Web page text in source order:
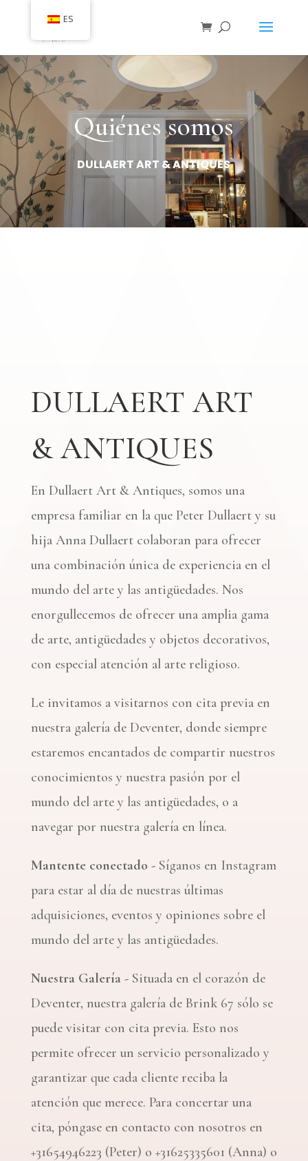
Quiénes somos
DULLAERT ART & ANTIQUES
DULLAERT ART
& ANTIQUES
En Dullaert Art & Antiques, somos una
empresa familiar en la que Peter Dullaert y su
hija Anna Dullaert colaboran para ofrecer
una combinación única de experiencia en el
mundo del arte y las antigüedades. Nos
enorgullecemos de ofrecer una amplia gama
de arte, antigüedades y objetos decorativos,
con especial atención al arte religioso.
Le invitamos a visitarnos con cita previa en
nuestra galería de Deventer, donde siempre
estaremos encantados de compartir nuestros
conocimientos y nuestra pasión por el
mundo del arte y las antigüedades, o a
navegar por nuestra galería en línea.
Mantente conectado - Síganos en Instagram
para estar al día de nuestras últimas
adquisiciones, eventos y opiniones sobre el
mundo del arte y las antigüedades.
Nuestra Galería - Situada en el corazón de
Deventer, nuestra galería de Brink 67 sólo se
puede visitar con cita previa. Esto nos
permite ofrecer un servicio personalizado y
garantizar que cada cliente reciba la
atención que merece. Para concertar una
cita, póngase en contacto con nosotros en
+31654946223 (Peter) o +31625335601 (Anna) o
ES